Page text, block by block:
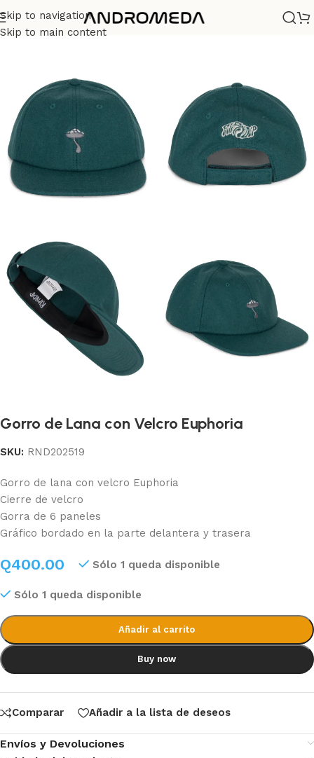
Skip to navigation
Skip to main content
Casa/ Ripndip/Gorras
Gorro de Lana con Velcro Euphoria
SKU: RND202519
Gorro de lana con velcro Euphoria
Cierre de velcro
Gorra de 6 paneles
Gráfico bordado en la parte delantera y trasera
Q400.00 Sólo 1 queda disponible
Sólo 1 queda disponible
Añadir al carrito
Buy now
Comparar Añadir a la lista de deseos
Envíos y Devoluciones